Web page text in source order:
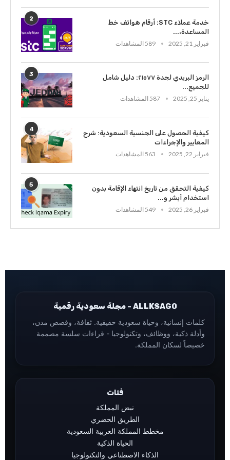
2
خدمة عملاء STC: أرقام هواتف خط
المساعدة،...
فبراير 21, 2025
589 المشاهدات
3
الرمز البريدي لجدة ٢١٥٧٧: دليل شامل
للجميع...
يناير 25, 2025
587 المشاهدات
4
كيفية الحصول على الجنسية السعودية: شرح
المعايير والإجراءات
فبراير 22, 2025
563 المشاهدات
5
كيفية التحقق من تاريخ انتهاء الإقامة بدون
استخدام أبشر و...
فبراير 26, 2025
549 المشاهدات
ALLKSAGO - مجلة سعودية رقمية
كلمات إنسانية، وحياة سعودية حقيقية. ثقافة، وقصص مدن،
وأدلة ذكية، ووظائف، وتكنولوجيا - قراءات سلسة مصممة
خصيصاً لسكان المملكة.
فئات
نبض المملكة
الطريق الحضري
مخطط المملكة العربية السعودية
الحياة الذكية
الذكاء الاصطناعي والتكنولوجيا